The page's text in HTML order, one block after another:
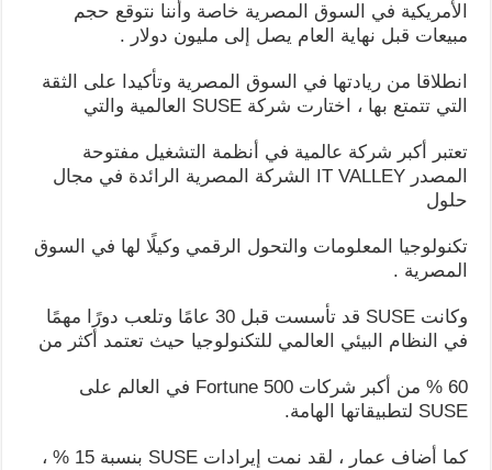
الأمريكية في السوق المصرية خاصة وأننا نتوقع حجم
مبيعات قبل نهاية العام يصل إلى مليون دولار .
انطلاقا من ريادتها في السوق المصرية وتأكيدا على الثقة
التي تتمتع بها ، اختارت شركة SUSE العالمية والتي
تعتبر أكبر شركة عالمية في أنظمة التشغيل مفتوحة
المصدر IT VALLEY الشركة المصرية الرائدة في مجال
حلول
تكنولوجيا المعلومات والتحول الرقمي وكيلًا لها في السوق
المصرية .
وكانت SUSE قد تأسست قبل 30 عامًا وتلعب دورًا مهمًا
في النظام البيئي العالمي للتكنولوجيا حيث تعتمد أكثر من
60 % من أكبر شركات Fortune 500 في العالم على
SUSE لتطبيقاتها الهامة.
كما أضاف عمار ، لقد نمت إيرادات SUSE بنسبة 15 % ،